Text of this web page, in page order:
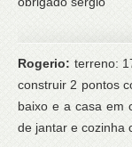
Rogerio: terreno:
construir 2 pontos
baixo e a casa em
de jantar e cozinha